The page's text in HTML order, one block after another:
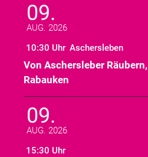
09.
AUG. 2026
10:30 Uhr Aschersleben
Von Aschersleber
Rabauken
09.
AUG. 2026
15:30 Uhr